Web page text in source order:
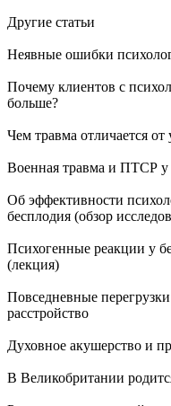
Другие статьи
Неявные ошибки
Почему клиентов с
больше?
Чем травма отличается от
Военная травма и ПТСР у
Об эффективности
бесплодия (обзор
Психогенные реакции у
(лекция)
Повседневные перегрузки
расстройство
Духовное акушерство и
В Великобритании